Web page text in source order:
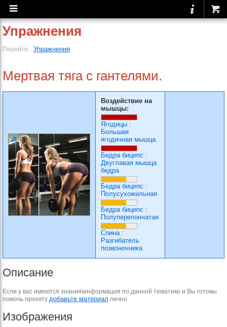
Упражнения
Перейти: Упражнения
Мертвая тяга с гантелями.
Воздействие на
мышцы:
Ягодицы :
Большая
ягодичная мышца.
Бедра бицепс :
Двуглавая мышца
бедра
Бедра бицепс :
Полусухожильная
Бедра бицепс :
Полуперепончатая
Спина:
Разгибатель
позвоночника
Описание
Если у вас имеются знания\информация по данной тематике и Вы готовы
помочь проекту добавьте материал лично
Изображения